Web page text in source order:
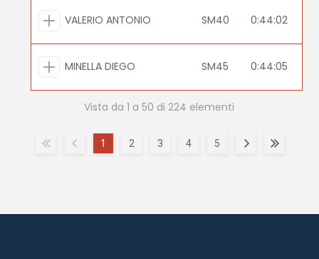
VALERIO ANTONIO SM40 0:44:02
MINELLA DIEGO SM45 0:44:05
Vista da 1 a 50 di 224 elementi
1 2 3 4 5